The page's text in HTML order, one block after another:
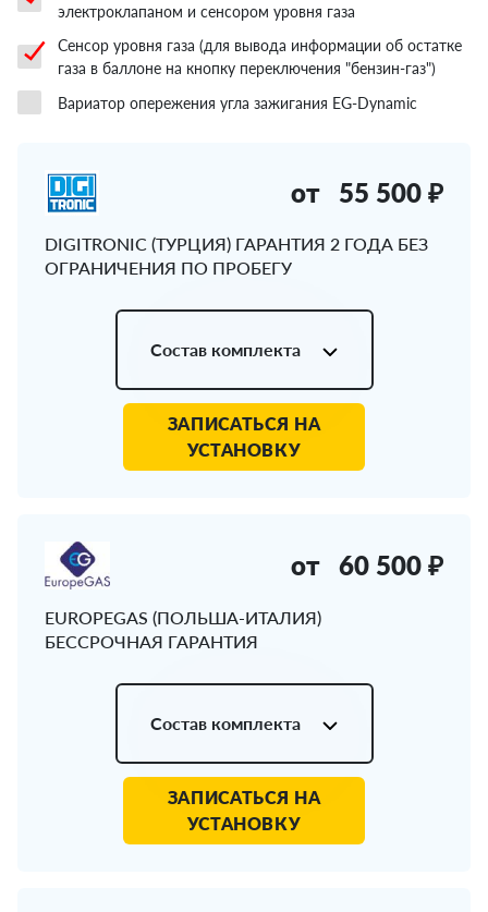
электроклапаном и сенсором уровня газа
Сенсор уровня газа (для вывода информации об остатке
газа в баллоне на кнопку переключения "бензин-газ")
Вариатор опережения угла зажигания EG-Dynamic
DIGITRONIC (ТУРЦИЯ) ГАРАНТИЯ 2 ГОДА БЕЗ
ОГРАНИЧЕНИЯ ПО ПРОБЕГУ
от 55 500 ₽
Состав комплекта
ЗАПИСАТЬСЯ НА
УСТАНОВКУ
EUROPEGAS (ПОЛЬША-ИТАЛИЯ)
БЕССРОЧНАЯ ГАРАНТИЯ
от 60 500 ₽
Состав комплекта
ЗАПИСАТЬСЯ НА
УСТАНОВКУ